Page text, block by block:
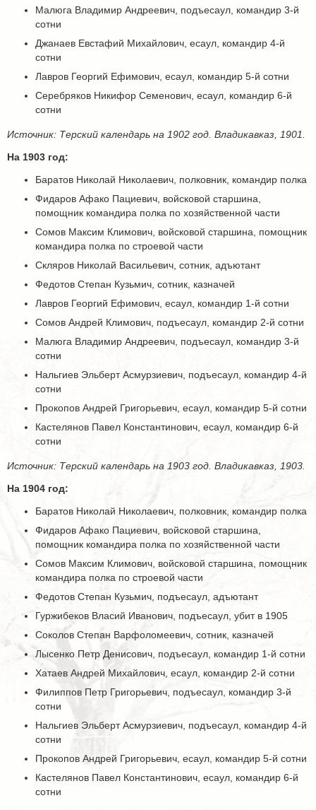
Малюга Владимир Андреевич, подъесаул, командир 3-й
сотни
Джанаев Евстафий Михайлович, есаул, командир 4-й
сотни
Лавров Георгий Ефимович, есаул, командир 5-й сотни
Серебряков Никифор Семенович, есаул, командир 6-й
сотни
Источник: Терский календарь на 1902 год. Владикавказ, 1901.
На 1903 год:
Баратов Николай Николаевич, полковник, командир полка
Фидаров Афако Пациевич, войсковой старшина,
помощник командира полка по хозяйственной части
Сомов Максим Климович, войсковой старшина, помощник
командира полка по строевой части
Скляров Николай Васильевич, сотник, адъютант
Федотов Степан Кузьмич, сотник, казначей
Лавров Георгий Ефимович, есаул, командир 1-й сотни
Сомов Андрей Климович, подъесаул, командир 2-й сотни
Малюга Владимир Андреевич, подъесаул, командир 3-й
сотни
Нальгиев Эльберт Асмурзиевич, подъесаул, командир 4-й
сотни
Прокопов Андрей Григорьевич, есаул, командир 5-й сотни
Кастелянов Павел Константинович, есаул, командир 6-й
сотни
Источник: Терский календарь на 1903 год. Владикавказ, 1903.
На 1904 год:
Баратов Николай Николаевич, полковник, командир полка
Фидаров Афако Пациевич, войсковой старшина,
помощник командира полка по хозяйственной части
Сомов Максим Климович, войсковой старшина, помощник
командира полка по строевой части
Федотов Степан Кузьмич, подъесаул, адъютант
Гуржибеков Власий Иванович, подъесаул, убит в 1905
Соколов Степан Варфоломеевич, сотник, казначей
Лысенко Петр Денисович, подъесаул, командир 1-й сотни
Хатаев Андрей Михайлович, есаул, командир 2-й сотни
Филиппов Петр Григорьевич, подъесаул, командир 3-й
сотни
Нальгиев Эльберт Асмурзиевич, подъесаул, командир 4-й
сотни
Прокопов Андрей Григорьевич, есаул, командир 5-й сотни
Кастелянов Павел Константинович, есаул, командир 6-й
сотни